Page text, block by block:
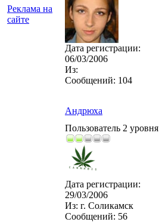
Реклама на
сайте
Дата регистрации:
06/03/2006
Из:
Сообщений: 104
Андрюха
Пользователь 2 уровня
Дата регистрации:
29/03/2006
Из: г. Соликамск
Сообщений: 56